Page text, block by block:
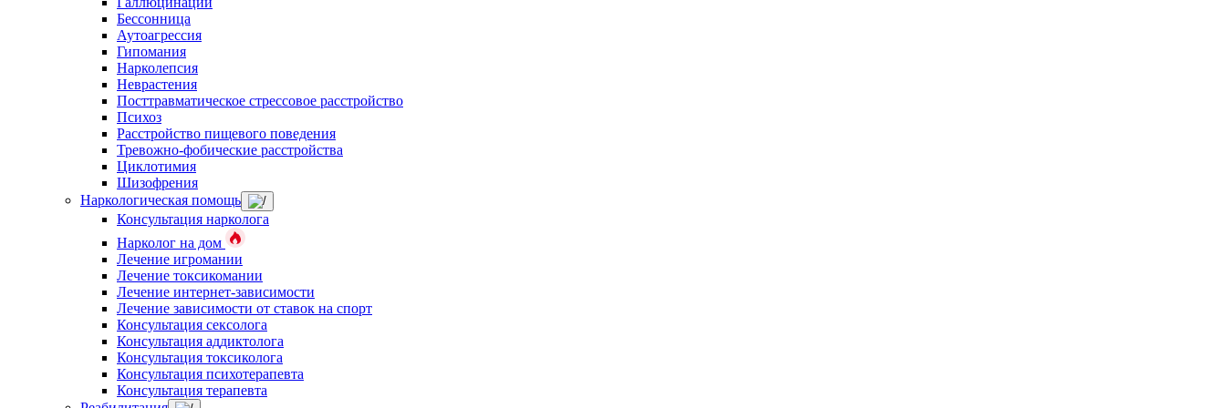
Бессонница
Аутоагрессия
Гипомания
Нарколепсия
Неврастения
Посттравматическое стрессовое расстройство
Психоз
Расстройство пищевого поведения
Тревожно-фобические расстройства
Циклотимия
Шизофрения
Наркологическая помощь
Консультация нарколога
Нарколог на дом
Лечение игромании
Лечение токсикомании
Лечение интернет-зависимости
Лечение зависимости от ставок на спорт
Консультация сексолога
Консультация аддиктолога
Консультация токсиколога
Консультация психотерапевта
Консультация терапевта